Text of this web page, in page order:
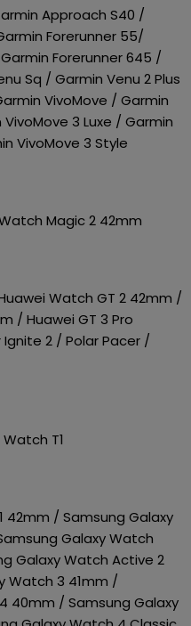
Approach S40 /
Forerunner 55/
Forerunner 645 /
Sq / Garmin Venu 2 Plus
VivoMove / Garmin
3 Luxe / Garmin
VivoMove 3 Style
Magic 2 42mm
Watch GT 2 42mm /
/ Huawei GT 3 Pro
2 / Polar Pacer /
T1
42mm / Samsung Galaxy
Galaxy Watch
Galaxy Watch Active 2
Watch 3 41mm /
40mm / Samsung Galaxy